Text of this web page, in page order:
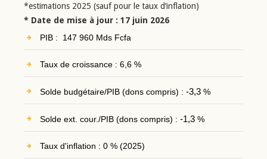
*estimations 2025 (sauf pour le taux d’inflation)
* Date de mise à jour : 17 juin 2026
PIB : 147 960 Mds Fcfa
Taux de croissance : 6,6 %
Solde budgétaire/PIB (dons compris) : -3,3%
Solde ext. cour./PIB (dons compris) : -1,3%
Taux d'inflation : 0 % (2025)